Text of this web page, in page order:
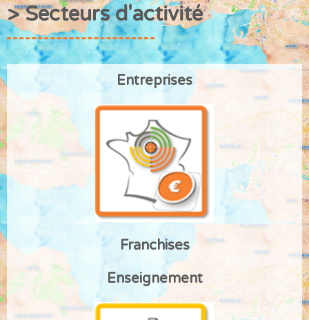
> Secteurs d'activité
Entreprises
Franchises
Enseignement